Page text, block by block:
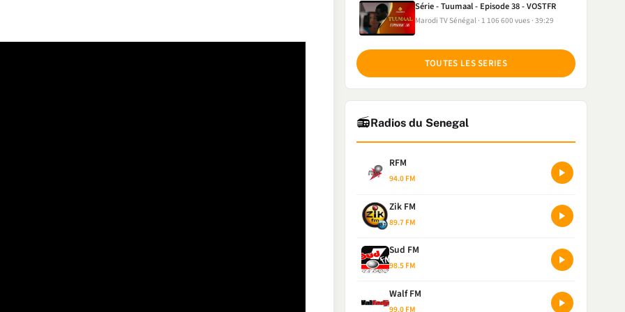
Série - Tuumaal - Episode 38 - VOSTFR
Marodi TV Sénégal 1 106 600 vues 39:29
TOUTES LES SERIES
📻Radios du Senegal
RFM
94.0 FM
Zik FM
89.7 FM
Sud FM
98.5 FM
Walf FM
99.0 FM